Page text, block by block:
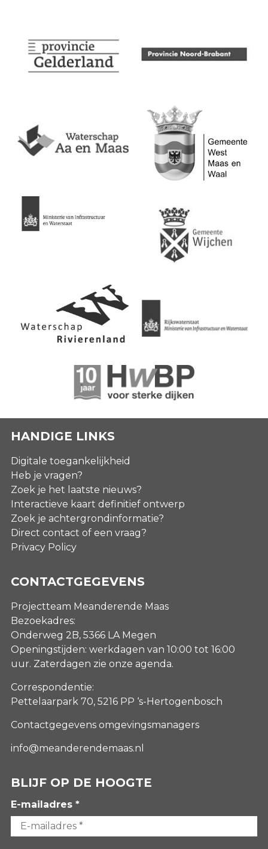
HANDIGE LINKS
Digitale toegankelijkheid
Heb je vragen?
Zoek je het laatste nieuws?
Interactieve kaart definitief ontwerp
Zoek je achtergrondinformatie?
Direct contact of een vraag?
Privacy Policy
CONTACTGEGEVENS
Projectteam Meanderende Maas
Bezoekadres:
Onderweg 2B, 5366 LA Megen
Openingstijden: werkdagen van 10:00 tot 16:00
uur. Zaterdagen zie onze agenda.
Correspondentie:
Pettelaarpark 70, 5216 PP ‘s-Hertogenbosch
Contactgegevens omgevingsmanagers
info@meanderendemaas.nl
BLIJF OP DE HOOGTE
E-mailadres *